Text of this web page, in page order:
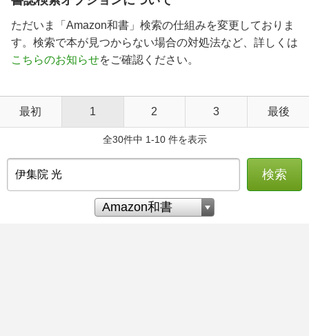
ただいま「Amazon和書」検索の仕組みを変更しておりま
す。検索で本が見つからない場合の対処法など、詳しくは
こちらのお知らせをご確認ください。
最初 1 2 3 最後
全30件中 1-10 件を表示
検索